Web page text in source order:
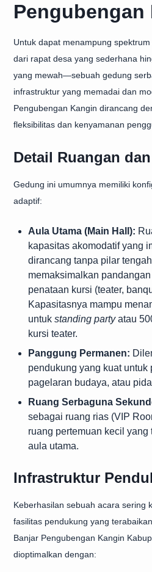
Pengubengan
Untuk dapat menampung
dari rapat desa yang sederhana
yang mewah—sebuah gedung
infrastruktur yang memadai dan
Pengubengan Kangin dirancang
fleksibilitas dan kenyamanan
Detail Ruangan
Gedung ini umumnya memiliki
adaptif:
Aula Utama (Main Hall):
kapasitas akomodatif yang
dirancang tanpa pilar
memaksimalkan
penataan kursi (teater,
Kapasitasnya mampu
untuk standing partyatau
kursi teater.
Panggung Permanen:
pendukung yang kuat untuk
pagelaran budaya, atau
Ruang Serbaguna
sebagai ruang rias (VIP
ruang pertemuan kecil
aula utama.
Infrastruktur
Keberhasilan sebuah acara sering
fasilitas pendukung yang
Banjar Pengubengan Kangin
dioptimalkan dengan: